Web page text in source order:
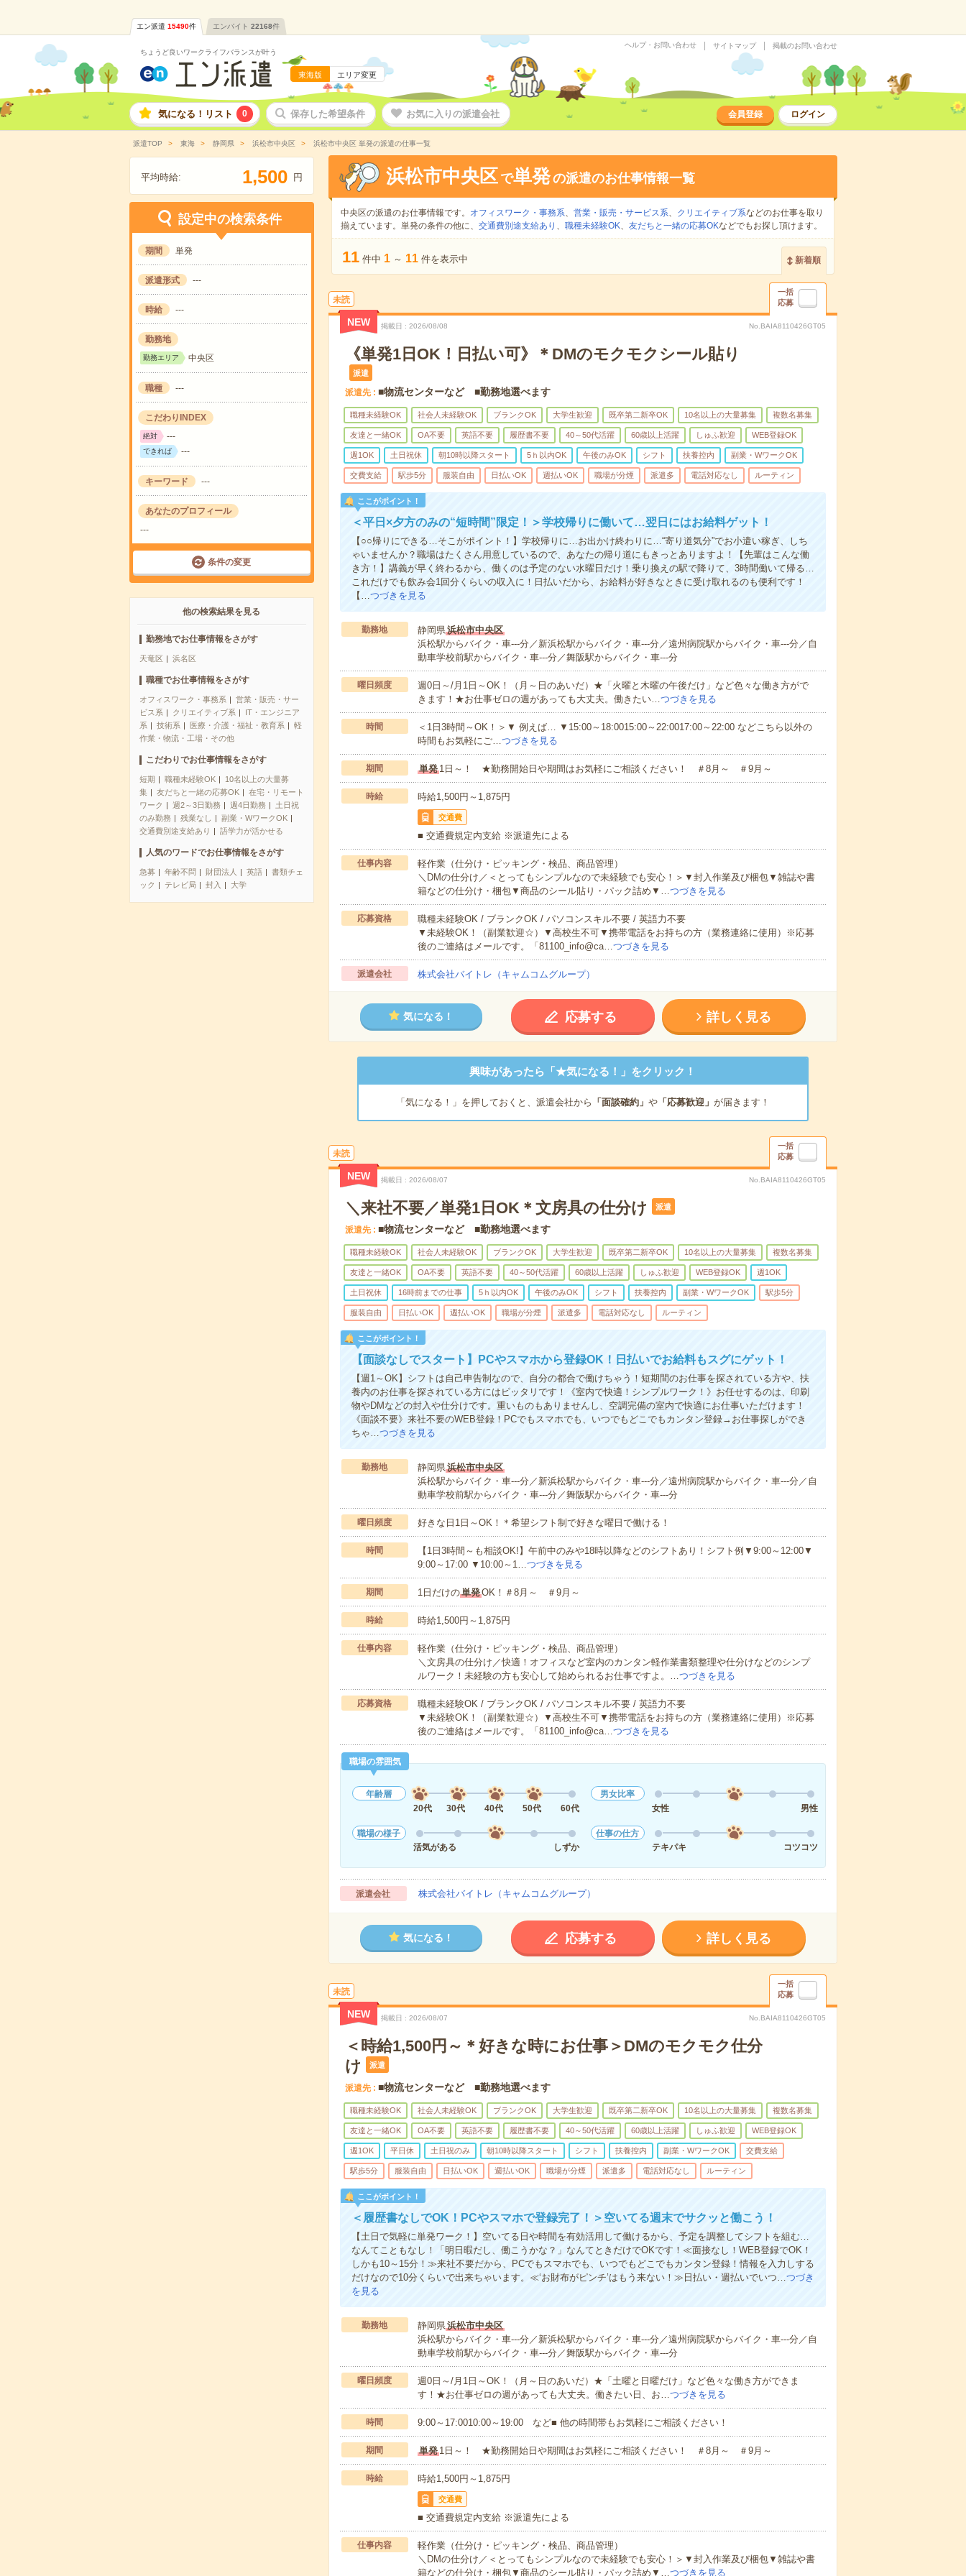
エン派遣 15490件 エンバイト 22168件
ちょうど良いワークライフバランスが叶う
東海版 エリア変更
ヘルプ・お問い合わせ サイトマップ 掲載のお問い合わせ
気になる！リスト 0 保存した希望条件 お気に入りの派遣会社 会員登録 ログイン
派遣TOP 東海 静岡県 浜松市中央区 浜松市中央区 単発の派遣の仕事一覧
平均時給: 1,500 円
設定中の検索条件
期間 単発
派遣形式 ---
時給 ---
勤務地
勤務エリア 中央区
職種 ---
こだわりINDEX
絶対 ---
できれば ---
キーワード ---
あなたのプロフィール
---
条件の変更
他の検索結果を見る
勤務地でお仕事情報をさがす
天竜区 浜名区
職種でお仕事情報をさがす
オフィスワーク・事務系
営業・販売・サー
ビス系
クリエイティブ系
IT・エンジニア
系
技術系 医療・介護・福祉・教育系
軽
作業・物流・工場・その他
こだわりでお仕事情報をさがす
短期 職種未経験OK
10名以上の大量募
集
友だちと一緒の応募OK
在宅・リモート
ワーク
週2～3日勤務 週4日勤務
土日祝
のみ勤務
残業なし
副業・WワークOK
交通費別途支給あり
語学力が活かせる
人気のワードでお仕事情報をさがす
急募 年齢不問 財団法人 英語
書類チェ
ック
テレビ局 封入 大学
浜松市中央区 で単発の派遣のお仕事情報一覧
中央区の派遣のお仕事情報です。 オフィスワーク・事務系、 営業・販売・サービス系、 クリエイティブ系などのお仕事を取り
揃えています。単発の条件の他に、 交通費別途支給あり 、 職種未経験OK、 友だちと一緒の応募OKなどでもお探し頂けます。
11 件中 1 ～ 11 件を表示中 新着順
未読
一括
応募
NEW 掲載日 2026/08/08 No.BAIA8110426GT05
《単発1日OK！日払い可》＊DMのモクモクシール貼り
派遣
派遣先 ■物流センターなど ■勤務地選べます
職種未経験OK 社会人未経験OK ブランクOK 大学生歓迎 既卒第二新卒OK 10名以上の大量募集 複数名募集
友達と一緒OK OA不要 英語不要 履歴書不要 40～50代活躍 60歳以上活躍 しゅふ歓迎 WEB登録OK
週1OK 土日祝休 朝10時以降スタート 5ｈ以内OK 午後のみOK シフト 扶養控内 副業・WワークOK
交費支給 駅歩5分 服装自由 日払いOK 週払いOK 職場が分煙 派遣多 電話対応なし ルーティン
ここがポイント！
＜平日×夕方のみの“短時間”限定！＞学校帰りに働いて…翌日にはお給料ゲット！
【○○帰りにできる…そこがポイント！】学校帰りに…お出かけ終わりに…“寄り道気分”でお小遣い稼ぎ、しち
ゃいませんか？職場はたくさん用意しているので、あなたの帰り道にもきっとありますよ！【先輩はこんな働
き方！】講義が早く終わるから、働くのは予定のない水曜日だけ！乗り換えの駅で降りて、3時間働いて帰る…
これだけでも飲み会1回分くらいの収入に！日払いだから、お給料が好きなときに受け取れるのも便利です！
【…つづきを見る
勤務地 静岡県浜松市中央区
浜松駅からバイク・車---分／新浜松駅からバイク・車---分／遠州病院駅からバイク・車---分／自
動車学校前駅からバイク・車---分／舞阪駅からバイク・車---分
曜日頻度
週0日～/月1日～OK！（月～日のあいだ）★「火曜と木曜の午後だけ」など色々な働き方がで
きます！★お仕事ゼロの週があっても大丈夫。働きたい…つづきを見る
時間
＜1日3時間～OK！＞▼ 例えば… ▼15:00～18:0015:00～22:0017:00～22:00 などこちら以外の
時間もお気軽にご…つづきを見る
期間 単発1日～！ ★勤務開始日や期間はお気軽にご相談ください！ ＃8月～ ＃9月～
時給 時給1,500円～1,875円
交通費
■ 交通費規定内支給 ※派遣先による
仕事内容
軽作業（仕分け・ピッキング・検品、商品管理）
＼DMの仕分け／＜とってもシンプルなので未経験でも安心！＞▼封入作業及び梱包▼雑誌や書
籍などの仕分け・梱包▼商品のシール貼り・パック詰め▼…つづきを見る
応募資格
職種未経験OK / ブランクOK / パソコンスキル不要 / 英語力不要
▼未経験OK！（副業歓迎☆）▼高校生不可▼携帯電話をお持ちの方（業務連絡に使用）※応募
後のご連絡はメールです。「81100_info@ca…つづきを見る
派遣会社 株式会社バイトレ（キャムコムグループ）
気になる！ 応募する 詳しく見る
興味があったら「★気になる！」をクリック！
「気になる！」を押しておくと、派遣会社から 「面談確約」 や「応募歓迎」 が届きます！
未読
一括
応募
NEW 掲載日 2026/08/07 No.BAIA8110426GT05
＼来社不要／単発1日OK＊文房具の仕分け 派遣
派遣先 ■物流センターなど ■勤務地選べます
職種未経験OK 社会人未経験OK ブランクOK 大学生歓迎 既卒第二新卒OK 10名以上の大量募集 複数名募集
友達と一緒OK OA不要 英語不要 40～50代活躍 60歳以上活躍 しゅふ歓迎 WEB登録OK 週1OK
土日祝休 16時前までの仕事 5ｈ以内OK 午後のみOK シフト 扶養控内 副業・WワークOK 駅歩5分
服装自由 日払いOK 週払いOK 職場が分煙 派遣多 電話対応なし ルーティン
ここがポイント！
【面談なしでスタート】PCやスマホから登録OK！日払いでお給料もスグにゲット！
【週1～OK】シフトは自己申告制なので、自分の都合で働けちゃう！短期間のお仕事を探されている方や、扶
養内のお仕事を探されている方にはピッタリです！《室内で快適！シンプルワーク！》お任せするのは、印刷
物やDMなどの封入や仕分けです。重いものもありませんし、空調完備の室内で快適にお仕事いただけます！
《面談不要》来社不要のWEB登録！PCでもスマホでも、いつでもどこでもカンタン登録→お仕事探しができ
ちゃ…つづきを見る
勤務地 静岡県浜松市中央区
浜松駅からバイク・車---分／新浜松駅からバイク・車---分／遠州病院駅からバイク・車---分／自
動車学校前駅からバイク・車---分／舞阪駅からバイク・車---分
曜日頻度 好きな日1日～OK！＊希望シフト制で好きな曜日で働ける！
時間
【1日3時間～も相談OK!】午前中のみや18時以降などのシフトあり！シフト例▼9:00～12:00▼
9:00～17:00 ▼10:00～1…つづきを見る
期間 1日だけの単発OK！＃8月～ ＃9月～
時給 時給1,500円～1,875円
仕事内容
軽作業（仕分け・ピッキング・検品、商品管理）
＼文房具の仕分け／快適！オフィスなど室内のカンタン軽作業書類整理や仕分けなどのシンプ
ルワーク！未経験の方も安心して始められるお仕事ですよ。…つづきを見る
応募資格
職種未経験OK / ブランクOK / パソコンスキル不要 / 英語力不要
▼未経験OK！（副業歓迎☆）▼高校生不可▼携帯電話をお持ちの方（業務連絡に使用）※応募
後のご連絡はメールです。「81100_info@ca…つづきを見る
職場の雰囲気
年齢層
20代
30代 40代 50代 60代
男女比率
女性
男性
職場の様子
活気がある
しずか
仕事の仕方
テキパキ
コツコツ
派遣会社 株式会社バイトレ（キャムコムグループ）
気になる！ 応募する 詳しく見る
未読
一括
応募
NEW 掲載日 2026/08/07 No.BAIA8110426GT05
＜時給1,500円～＊好きな時にお仕事＞DMのモクモク仕分
け
派遣
派遣先 ■物流センターなど ■勤務地選べます
職種未経験OK 社会人未経験OK ブランクOK 大学生歓迎 既卒第二新卒OK 10名以上の大量募集 複数名募集
友達と一緒OK OA不要 英語不要 履歴書不要 40～50代活躍 60歳以上活躍 しゅふ歓迎 WEB登録OK
週1OK 平日休 土日祝のみ 朝10時以降スタート シフト 扶養控内 副業・WワークOK 交費支給
駅歩5分 服装自由 日払いOK 週払いOK 職場が分煙 派遣多 電話対応なし ルーティン
ここがポイント！
＜履歴書なしでOK！PCやスマホで登録完了！＞空いてる週末でサクッと働こう！
【土日で気軽に単発ワーク！】空いてる日や時間を有効活用して働けるから、予定を調整してシフトを組む…
なんてこともなし！「明日暇だし、働こうかな？」なんてときだけでOKです！≪面接なし！WEB登録でOK！
しかも10～15分！≫来社不要だから、PCでもスマホでも、いつでもどこでもカンタン登録！情報を入力しする
だけなので10分くらいで出来ちゃいます。≪‘お財布がピンチ’はもう来ない！≫日払い・週払いでいつ…つづき
を見る
勤務地 静岡県浜松市中央区
浜松駅からバイク・車---分／新浜松駅からバイク・車---分／遠州病院駅からバイク・車---分／自
動車学校前駅からバイク・車---分／舞阪駅からバイク・車---分
曜日頻度
週0日～/月1日～OK！（月～日のあいだ）★「土曜と日曜だけ」など色々な働き方ができま
す！★お仕事ゼロの週があっても大丈夫。働きたい日、お…つづきを見る
時間 9:00～17:0010:00～19:00 など■ 他の時間帯もお気軽にご相談ください！
期間 単発1日～！ ★勤務開始日や期間はお気軽にご相談ください！ ＃8月～ ＃9月～
時給 時給1,500円～1,875円
交通費
■ 交通費規定内支給 ※派遣先による
仕事内容
軽作業（仕分け・ピッキング・検品、商品管理）
＼DMの仕分け／＜とってもシンプルなので未経験でも安心！＞▼封入作業及び梱包▼雑誌や書
籍などの仕分け・梱包▼商品のシール貼り・パック詰め▼…つづきを見る